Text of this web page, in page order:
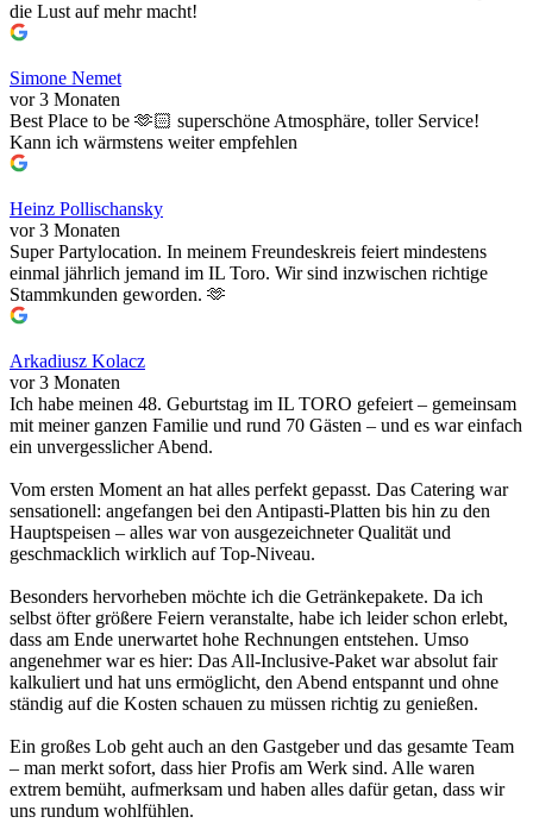
die Lust auf mehr macht!
Simone Nemet
vor 3 Monaten
Best Place to be 🫶🏻 superschöne Atmosphäre, toller Service!
Kann ich wärmstens weiter empfehlen
Heinz Pollischansky
vor 3 Monaten
Super Partylocation. In meinem Freundeskreis feiert mindestens
einmal jährlich jemand im IL Toro. Wir sind inzwischen richtige
Stammkunden geworden. 🫶
Arkadiusz Kolacz
vor 3 Monaten
Ich habe meinen 48. Geburtstag im IL TORO gefeiert – gemeinsam
mit meiner ganzen Familie und rund 70 Gästen – und es war einfach
ein unvergesslicher Abend.
Vom ersten Moment an hat alles perfekt gepasst. Das Catering war
sensationell: angefangen bei den Antipasti-Platten bis hin zu den
Hauptspeisen – alles war von ausgezeichneter Qualität und
geschmacklich wirklich auf Top-Niveau.
Besonders hervorheben möchte ich die Getränkepakete. Da ich
selbst öfter größere Feiern veranstalte, habe ich leider schon erlebt,
dass am Ende unerwartet hohe Rechnungen entstehen. Umso
angenehmer war es hier: Das All-Inclusive-Paket war absolut fair
kalkuliert und hat uns ermöglicht, den Abend entspannt und ohne
ständig auf die Kosten schauen zu müssen richtig zu genießen.
Ein großes Lob geht auch an den Gastgeber und das gesamte Team
– man merkt sofort, dass hier Profis am Werk sind. Alle waren
extrem bemüht, aufmerksam und haben alles dafür getan, dass wir
uns rundum wohlfühlen.